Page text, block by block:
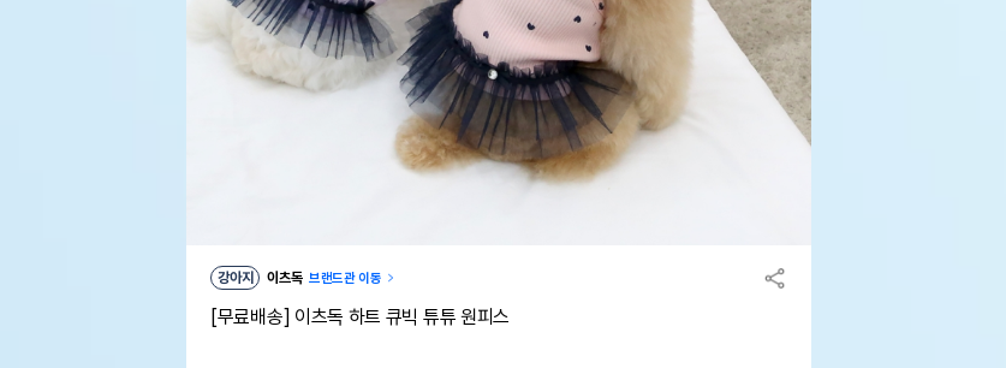
강아지 이츠독 브랜드관 이동
[무료배송] 이츠독 하트 큐빅 튜튜 원피스